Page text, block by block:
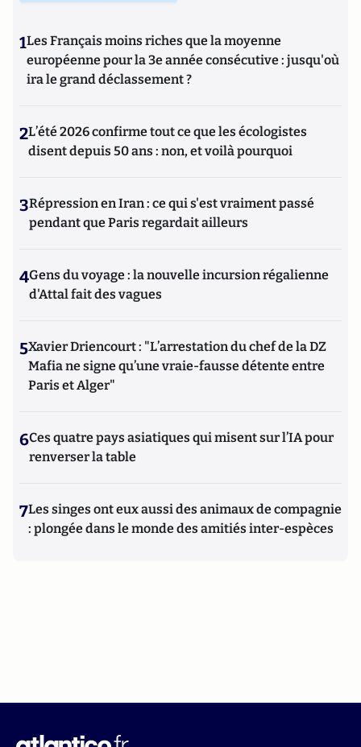
1Les Français moins riches que la moyenne
européenne pour la 3e année consécutive : jusqu'où
ira le grand déclassement ?
2L’été 2026 confirme tout ce que les écologistes
disent depuis 50 ans : non, et voilà pourquoi
3Répression en Iran : ce qui s'est vraiment passé
pendant que Paris regardait ailleurs
4Gens du voyage : la nouvelle incursion régalienne
d'Attal fait des vagues
5Xavier Driencourt : "L’arrestation du chef de la DZ
Mafia ne signe qu’une vraie-fausse détente entre
Paris et Alger"
6Ces quatre pays asiatiques qui misent sur l’IA pour
renverser la table
7Les singes ont eux aussi des animaux de compagnie
: plongée dans le monde des amitiés inter-espèces